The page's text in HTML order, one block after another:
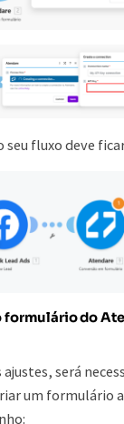
seu fluxo deve
formulário do
será
um formulário